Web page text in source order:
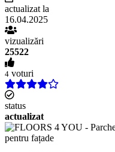
actualizat la
16.04.2025
vizualizări
25522
4 voturi
status
actualizat